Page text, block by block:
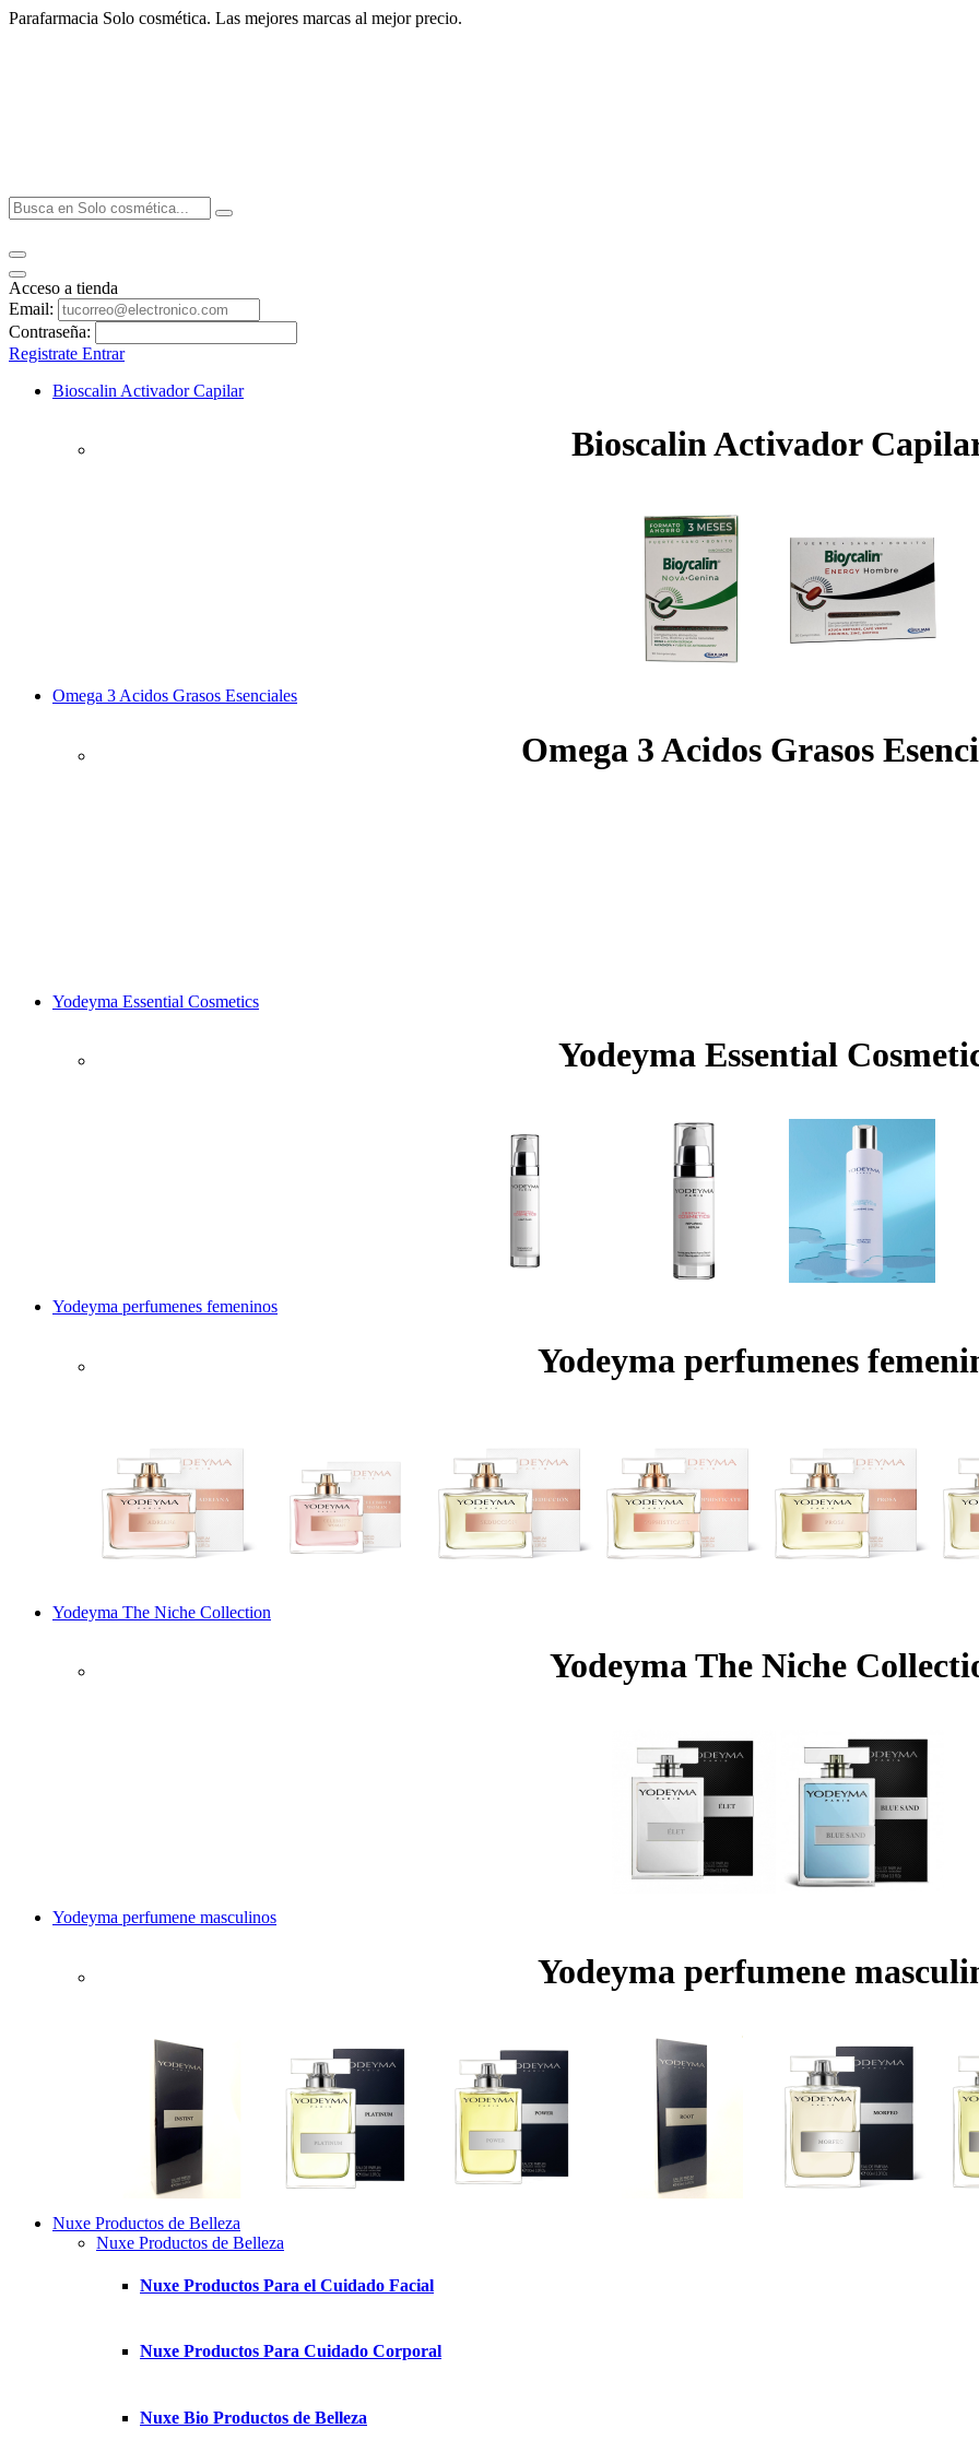
Parafarmacia Solo cosmética. Las mejores marcas al mejor precio.
Acceso a tienda
Email:
Contraseña:
Registrate Entrar
Bioscalin Activador Capilar
Bioscalin Activador
Omega 3 Acidos Grasos Esenciales
Omega 3 Acidos Grasos
Yodeyma Essential Cosmetics
Yodeyma Essential
Yodeyma perfumenes femeninos
Yodeyma perfumenes
Yodeyma The Niche Collection
Yodeyma The Niche
Yodeyma perfumene masculinos
Yodeyma perfumene
Nuxe Productos de Belleza
Nuxe Productos de Belleza
Nuxe Productos Para el Cuidado Facial
Nuxe Productos Para Cuidado Corporal
Nuxe Bio Productos de Belleza